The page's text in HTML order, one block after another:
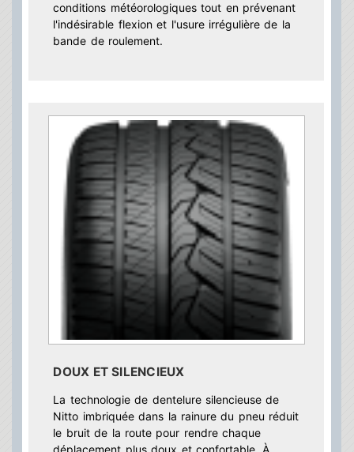
conditions météorologiques tout en prévenant
l'indésirable flexion et l'usure irrégulière de la
bande de roulement.
DOUX ET SILENCIEUX
La technologie de dentelure silencieuse de
Nitto imbriquée dans la rainure du pneu réduit
le bruit de la route pour rendre chaque